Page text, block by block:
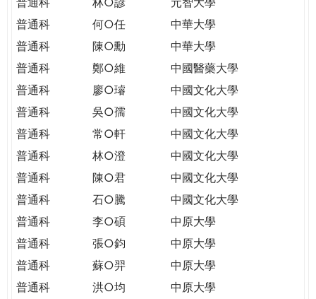
普通科
何○任
中華大學
普通科
陳○勳
中華大學
普通科
鄭○維
中國醫藥大學
普通科
廖○璿
中國文化大學
普通科
吳○孺
中國文化大學
普通科
常○軒
中國文化大學
普通科
林○澄
中國文化大學
普通科
陳○君
中國文化大學
普通科
石○騰
中國文化大學
普通科
李○碩
中原大學
普通科
張○鈞
中原大學
普通科
蘇○羿
中原大學
普通科
洪○均
中原大學